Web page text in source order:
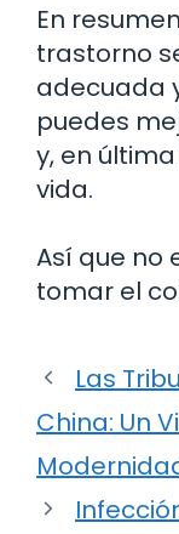
En
trastorno
adecuada
puedes
y, en
vida.
Así que no
tomar el
Las
China: Un